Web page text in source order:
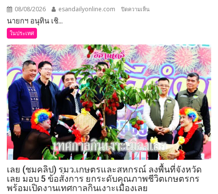
08/08/2026 esandailyonline.com ปิดความเห็น
264
กำนัน
ผู้ใหญ่
บ้าน
ยอด
เยี่ยม
มอบ
แหนบ
ทองคำ
“รางวัล
เกียรติยศ
แห่ง
การ
นายกฯ อนุทิน เชิ...
ในประเทศ
เลย (ชมคลิป) รมว.เกษตรและสหกรณ์ ลงพื้นที่จังหวัด
เลย มอบ 5 ข้อสั่งการ ยกระดับคุณภาพชีวิตเกษตรกร
พร้อมเปิดงานเทศกาลกินเงาะเมืองเลย